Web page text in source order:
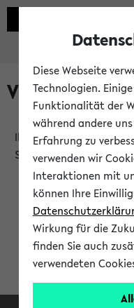
Verlauf
Ihr Verlauf ist leer. Er
Sitzung füllen.
Diese Webseite
Technologien.
Funktionalität der
während andere
Erfahrung zu
verwenden wir
Interaktionen mit
können Ihre
Wirkung für die
finden Sie auch
verwendeten